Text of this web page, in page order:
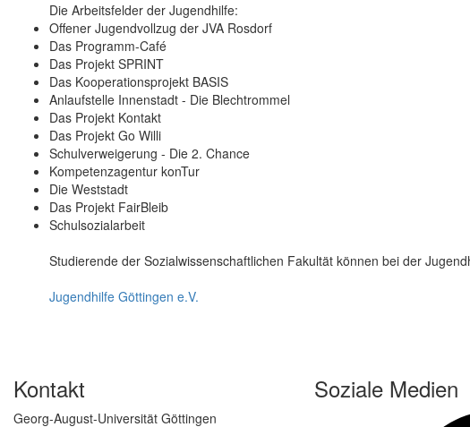
Die Arbeitsfelder der Jugendhilfe:
Offener Jugendvollzug der JVA Rosdorf
Das Programm-Café
Das Projekt SPRINT
Das Kooperationsprojekt BASIS
Anlaufstelle Innenstadt - Die Blechtrommel
Das Projekt Kontakt
Das Projekt Go Willi
Schulverweigerung - Die 2. Chance
Kompetenzagentur konTur
Die Weststadt
Das Projekt FairBleib
Schulsozialarbeit
Studierende der Sozialwissenschaftlichen Fakultät können bei der
Jugendhilfe Göttingen e.V.
Kontakt
Georg-August-Universität Göttingen
Soziale Medien